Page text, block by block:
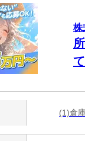
株
(1)倉